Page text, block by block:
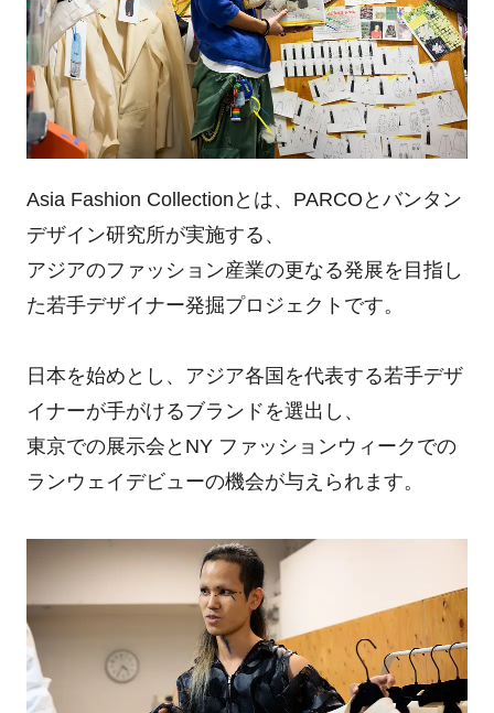
Asia Fashion Collectionとは、PARCOとバンタン
デザイン研究所が実施する、
アジアのファッション産業の更なる発展を目指し
た若手デザイナー発掘プロジェクトです。
日本を始めとし、アジア各国を代表する若手デザ
イナーが手がけるブランドを選出し、
東京での展示会とNY ファッションウィークでの
ランウェイデビューの機会が与えられます。